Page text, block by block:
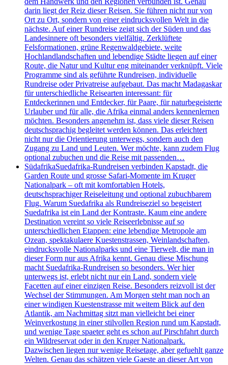
darin liegt der Reiz dieser Reisen. Sie führen nicht nur von
Ort zu Ort, sondern von einer eindrucksvollen Welt in die
nächste. Auf einer Rundreise zeigt sich der Süden und das
Landesinnere oft besonders vielfältig. Zerklüftete
Felsformationen, grüne Regenwaldgebiete, weite
Hochlandlandschaften und lebendige Städte liegen auf einer
Route, die Natur und Kultur eng miteinander verknüpft. Viele
Programme sind als geführte Rundreisen, individuelle
Rundreise oder Privatreise aufgebaut. Das macht Madagaskar
für unterschiedliche Reisearten interessant: für
Entdeckerinnen und Entdecker, für Paare, für naturbegeisterte
Urlauber und für alle, die Afrika einmal anders kennenlernen
möchten. Besonders angenehm ist, dass viele dieser Reisen
deutschsprachig begleitet werden können. Das erleichtert
nicht nur die Orientierung unterwegs, sondern auch den
Zugang zu Land und Leuten. Wer möchte, kann zudem Flug
optional zubuchen und die Reise mit passenden…
SüdafrikaSuedafrika-Rundreisen verbinden Kapstadt, die
Garden Route und grosse Safari-Momente im Kruger
Nationalpark – oft mit komfortablen Hotels,
deutschsprachiger Reiseleitung und optional zubuchbarem
Flug. Warum Suedafrika als Rundreiseziel so begeistert
Suedafrika ist ein Land der Kontraste. Kaum eine andere
Destination vereint so viele Reiseerlebnisse auf so
unterschiedlichen Etappen: eine lebendige Metropole am
Ozean, spektakulaere Kuestenstrassen, Weinlandschaften,
eindrucksvolle Nationalparks und eine Tierwelt, die man in
dieser Form nur aus Afrika kennt. Genau diese Mischung
macht Suedafrika-Rundreisen so besonders. Wer hier
unterwegs ist, erlebt nicht nur ein Land, sondern viele
Facetten auf einer einzigen Reise. Besonders reizvoll ist der
Wechsel der Stimmungen. Am Morgen steht man noch an
einer windigen Kuestenstrasse mit weitem Blick auf den
Atlantik, am Nachmittag sitzt man vielleicht bei einer
Weinverkostung in einer stilvollen Region rund um Kapstadt,
und wenige Tage spaeter geht es schon auf Pirschfahrt durch
ein Wildreservat oder in den Kruger Nationalpark.
Dazwischen liegen nur wenige Reisetage, aber gefuehlt ganze
Welten. Genau das schätzen viele Gaeste an dieser Art von